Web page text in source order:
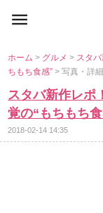
ホーム> グルメ> スタ
ちもち食感”> 写真・詳
スタバ新作レポ
覚の“もちもち
2018-02-14 14:35